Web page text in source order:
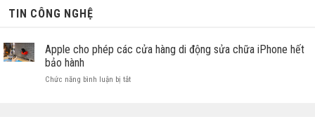
TIN CÔNG NGHỆ
Apple cho phép các cửa hàng di động sửa chữa iPhone hết
bảo hành
Chức năng bình luận bị tắtở